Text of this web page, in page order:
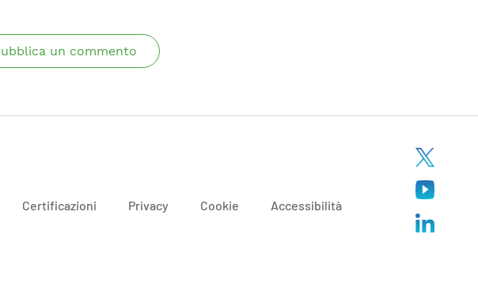
un commento
Certificazioni Privacy Cookie Accessibilità